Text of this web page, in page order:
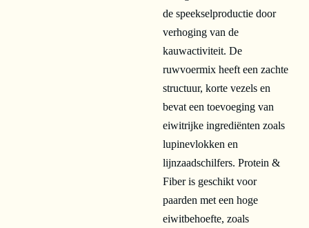
de speekselproductie door
verhoging van de
kauwactiviteit. De
ruwvoermix heeft een zachte
structuur, korte vezels en
bevat een toevoeging van
eiwitrijke ingrediënten zoals
lupinevlokken en
lijnzaadschilfers. Protein &
Fiber is geschikt voor
paarden met een hoge
eiwitbehoefte, zoals